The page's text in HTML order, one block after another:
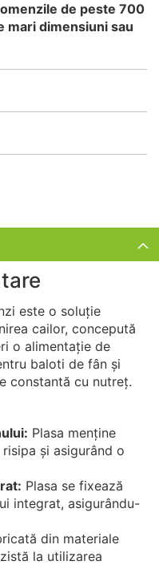
de peste 700
mari dimensiuni sau
este o soluție
cailor, concepută
o alimentație de
baloti de fân și
constantă cu nutreț.
Plasa menține
și asigurând o
Plasa se fixează
integrat, asigurându-
din materiale
la utilizarea